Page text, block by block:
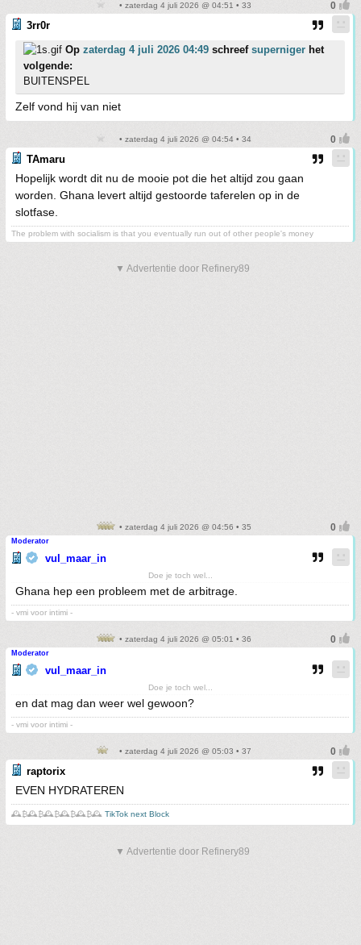
• zaterdag 4 juli 2026 @ 04:51 • 33
3rr0r
Op zaterdag 4 juli 2026 04:49 schreef superniger het
volgende:
BUITENSPEL
Zelf vond hij van niet
• zaterdag 4 juli 2026 @ 04:54 • 34
TAmaru
Hopelijk wordt dit nu de mooie pot die het altijd zou gaan
worden. Ghana levert altijd gestoorde taferelen op in de
slotfase.
The problem with socialism is that you eventually run out of other people's money
▼ Advertentie door Refinery89
• zaterdag 4 juli 2026 @ 04:56 • 35
Moderator
vul_maar_in
Doe je toch wel...
Ghana hep een probleem met de arbitrage.
- vmi voor intimi -
• zaterdag 4 juli 2026 @ 05:01 • 36
Moderator
vul_maar_in
Doe je toch wel...
en dat mag dan weer wel gewoon?
- vmi voor intimi -
• zaterdag 4 juli 2026 @ 05:03 • 37
raptorix
EVEN HYDRATEREN
🕰️₿🕰️₿🕰️₿🕰️₿🕰️₿🕰️ TikTok next Block
▼ Advertentie door Refinery89